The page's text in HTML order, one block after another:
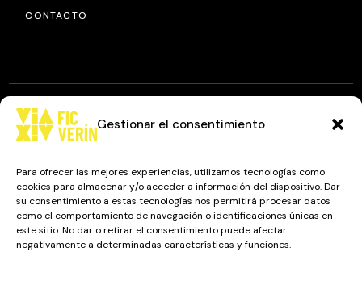
Gestionar el consentimiento
Para ofrecer las mejores experiencias, utilizamos tecnologías como
cookies para almacenar y/o acceder a información del dispositivo. Dar
su consentimiento a estas tecnologías nos permitirá procesar datos
como el comportamiento de navegación o identificaciones únicas en
este sitio. No dar o retirar el consentimiento puede afectar
negativamente a determinadas características y funciones.
CONTACTO
Camino a Balnearios de Sousas
32600, Verín, Ourense